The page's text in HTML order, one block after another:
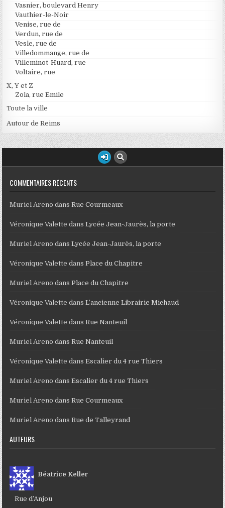
Vasnier, boulevard Henry
Vauthier-le-Noir
Venise, rue de
Verdun, rue de
Vesle, rue de
Villedommange, rue de
Villeminot-Huard, rue
Voltaire, rue
X, Y et Z
Zola, rue Emile
Toute la ville
Autour de Reims
COMMENTAIRES RÉCENTS
Muriel Areno dansRue Courmeaux
Véronique Valette dansLycée Jean-Jaurès, la porte
Muriel Areno dansLycée Jean-Jaurès, la porte
Véronique Valette dansPlace du Chapitre
Muriel Areno dansPlace du Chapitre
Véronique Valette dansL’ancienne Librairie Michaud
Véronique Valette dansRue Nanteuil
Muriel Areno dansRue Nanteuil
Véronique Valette dansEscalier du 4 rue Thiers
Muriel Areno dansEscalier du 4 rue Thiers
Muriel Areno dansRue Courmeaux
Muriel Areno dansRue de Talleyrand
AUTEURS
Béatrice Keller
Rue d’Anjou